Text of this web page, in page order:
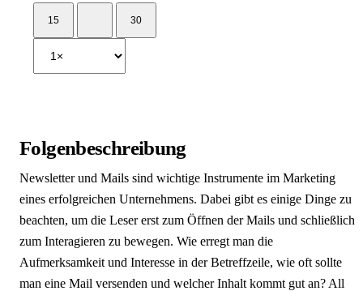
15 30
Folgenbeschreibung
Newsletter und Mails sind wichtige Instrumente im Marketing
eines erfolgreichen Unternehmens. Dabei gibt es einige Dinge zu
beachten, um die Leser erst zum Öffnen der Mails und schließlich
zum Interagieren zu bewegen. Wie erregt man die
Aufmerksamkeit und Interesse in der Betreffzeile, wie oft sollte
man eine Mail versenden und welcher Inhalt kommt gut an? All